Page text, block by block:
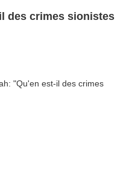
des crimes sionistes